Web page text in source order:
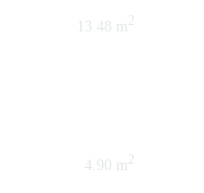
13.48 m2
4.90 m 2